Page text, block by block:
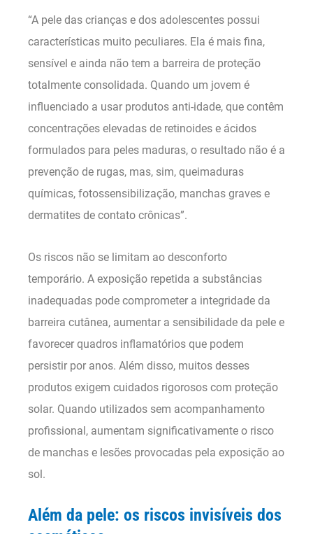
“A pele das crianças e dos adolescentes possui
características muito peculiares. Ela é mais fina,
sensível e ainda não tem a barreira de proteção
totalmente consolidada. Quando um jovem é
influenciado a usar produtos anti-idade, que contêm
concentrações elevadas de retinoides e ácidos
formulados para peles maduras, o resultado não é a
prevenção de rugas, mas, sim, queimaduras
químicas, fotossensibilização, manchas graves e
dermatites de contato crônicas”.
Os riscos não se limitam ao desconforto
temporário. A exposição repetida a substâncias
inadequadas pode comprometer a integridade da
barreira cutânea, aumentar a sensibilidade da pele e
favorecer quadros inflamatórios que podem
persistir por anos. Além disso, muitos desses
produtos exigem cuidados rigorosos com proteção
solar. Quando utilizados sem acompanhamento
profissional, aumentam significativamente o risco
de manchas e lesões provocadas pela exposição ao
sol.
Além da pele: os riscos invisíveis dos